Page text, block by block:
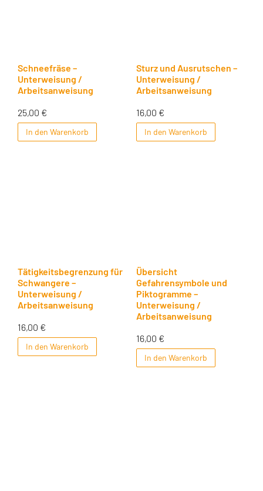
Schneefräse –
Unterweisung /
Arbeitsanweisung
25,00 €
In den Warenkorb
Sturz und Ausrutschen –
Unterweisung /
Arbeitsanweisung
16,00 €
In den Warenkorb
Tätigkeitsbegrenzung für
Schwangere –
Unterweisung /
Arbeitsanweisung
16,00 €
In den Warenkorb
Übersicht
Gefahrensymbole und
Piktogramme –
Unterweisung /
Arbeitsanweisung
16,00 €
In den Warenkorb